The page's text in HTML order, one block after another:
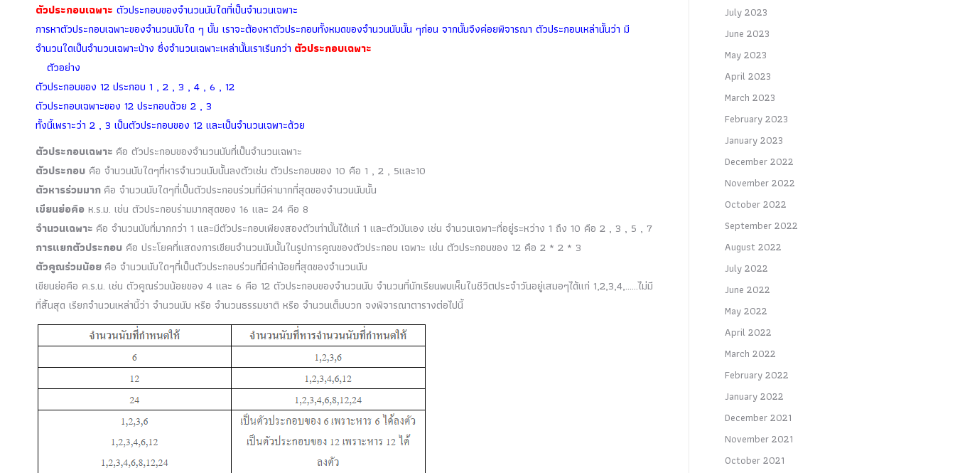
ตัวประกอบเฉพาะ ตัวประกอบของจำนวนนับใดที่เป็นจำนวนเฉพาะ
การหาตัวประกอบเฉพาะของจำนวนนับใด ๆ นั้น เราจะต้องหาตัวประกอบทั้งหมดของจำนวนนับนั้น ๆก่อน จากนั้นจึงค่อยพิจารณา ตัวประกอบเหล่านั้นว่า มี
จำนวนใดเป็นจำนวนเฉพาะบ้าง ซึ่งจำนวนเฉพาะเหล่านั้นเราเรีนกว่า ตัวประกอบเฉพาะ
ตัวอย่าง
ตัวประกอบของ 12 ประกอบ 1 , 2 , 3 , 4 , 6 , 12
ตัวประกอบเฉพาะของ 12 ประกอบด้วย 2 , 3
ทั้งนี้เพราะว่า 2 , 3 เป็นตัวประกอบของ 12 และเป็นจำนวนเฉพาะด้วย
ตัวประกอบเฉพาะ คือ ตัวประกอบของจำนวนนับที่เป็นจำนวนเฉพาะ
ตัวประกอบ คือ จำนวนนับใดๆที่หารจำนวนนับนั้นลงตัวเช่น ตัวประกอบของ 10 คือ 1 , 2 , 5และ10
ตัวหารร่วมมาก คือ จำนวนนับใดๆที่เป็นตัวประกอบร่วมที่มีค่ามากที่สุดของจำนวนนับนั้น
เขียนย่อคือ ห.ร.ม. เช่น ตัวประกอบร่ามมากสุดของ 16 และ 24 คือ 8
จำนวนเฉพาะ คือ จำนวนนับที่มากกว่า 1 และมีตัวประกอบเพียงสองตัวเท่านั้นได้แก่ 1 และตัวมันเอง เช่น จำนวนเฉพาะที่อยู่ระหว่าง 1 ถึง 10 คือ 2 , 3 , 5 , 7
การแยกตัวประกอบ คือ ประโยคที่แสดงการเขียนจำนวนนับนั้นในรูปการคูณของตัวประกอบ เฉพาะ เช่น ตัวประกอบของ 12 คือ 2 * 2 * 3
ตัวคูณร่วมน้อย คือ จำนวนนับใดๆที่เป็นตัวประกอบร่วมที่มีค่าน้อยที่สุดของจำนวนนับ
เขียนย่อคือ ค.ร.น. เช่น ตัวคูณร่วมน้อยของ 4 และ 6 คือ 12 ตัวประกอบของจำนวนนับ จำนวนที่นักเรียนพบเห็นในชีวิตประจำวันอยู่เสมอๆได้แก่ 1,2,3,4,……ไม่มี
ที่สิ้นสุด เรียกจำนวนเหล่านี้ว่า จำนวนนับ หรือ จำนวนธรรมชาติ หรือ จำนวนเต็มบวก จงพิจารณาตารางต่อไปนี้
July 2023
June 2023
May 2023
April 2023
March 2023
February 2023
January 2023
December 2022
November 2022
October 2022
September 2022
August 2022
July 2022
June 2022
May 2022
April 2022
March 2022
February 2022
January 2022
December 2021
November 2021
October 2021